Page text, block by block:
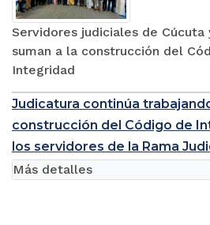
Servidores judiciales de Cúcuta
suman a la construcción del
Integridad
Judicatura continúa
construcción del Código de
los servidores de la Rama
Más detalles